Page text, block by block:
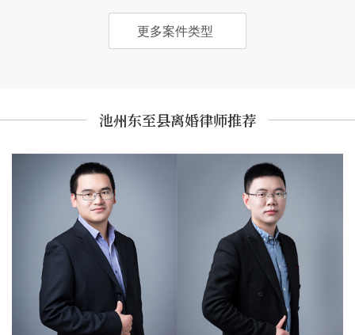
更多案件类型
池州东至县离婚律师推荐